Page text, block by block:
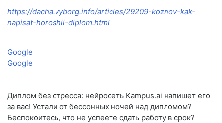
https://dacha.vyborg.info/articles/29209-koznov-kak-
napisat-horoshii-diplom.html
Google
Google
Диплом без стресса: нейросеть Kampus.ai напишет его
за вас! Устали от бессонных ночей над дипломом?
Беспокоитесь, что не успеете сдать работу в срок?